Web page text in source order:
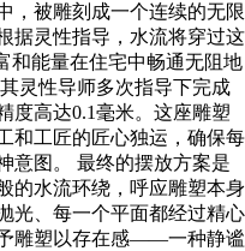
，被雕刻成一个连续的无限
据灵性指导，水流将穿过这
和能量在住宅中畅通无阻地
灵性导师多次指导下完成
度高达0.1毫米。这座雕塑
和工匠的匠心独运，确保每
意图。 最终的摆放方案是
的水流环绕，呼应雕塑本身
光、每一个平面都经过精心
雕塑以存在感——一种静谧